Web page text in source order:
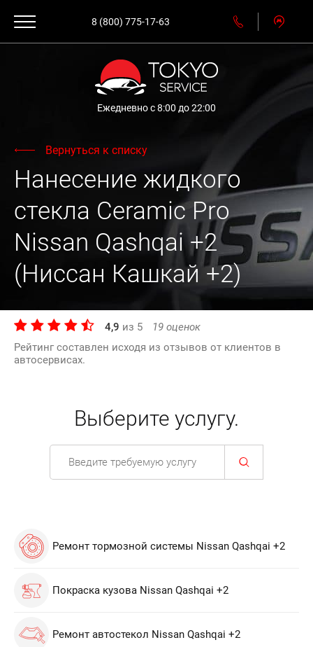
8 (800) 775-17-63
Ежедневно с 8:00 до 22:00
Вернуться к списку
Нанесение жидкого
стекла Ceramic Pro
Nissan Qashqai +2
(Ниссан Кашкай +2)
4,9 из 5 19 оценок
Рейтинг составлен исходя из отзывов от клиентов в
автосервисах.
Выберите услугу.
Ремонт тормозной системы Nissan Qashqai +2
Покраска кузова Nissan Qashqai +2
Ремонт автостекол Nissan Qashqai +2